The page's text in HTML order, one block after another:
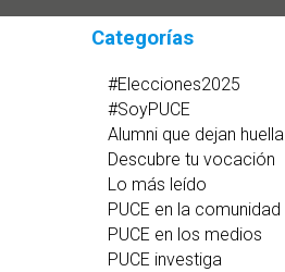
Categorías
#Elecciones2025
#SoyPUCE
Alumni que dejan huella
Descubre tu vocación
Lo más leído
PUCE en la comunidad
PUCE en los medios
PUCE investiga